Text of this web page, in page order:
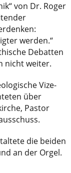
von Dr. Roger
werden.“
Debatten
nicht weiter.
Vize-
über
Pastor
die beiden
an der Orgel.